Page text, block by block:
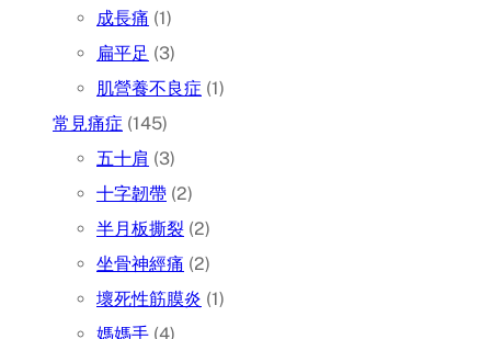
成長痛 (1)
扁平足 (3)
肌營養不良症 (1)
常見痛症 (145)
五十肩 (3)
十字韌帶 (2)
半月板撕裂 (2)
坐骨神經痛 (2)
壞死性筋膜炎 (1)
媽媽手 (4)